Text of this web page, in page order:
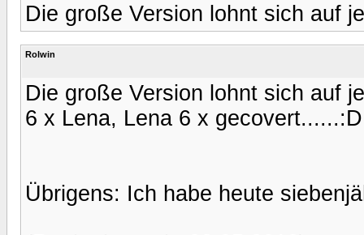
Die große Version lohnt sich auf
Rolwin
Die große Version lohnt sich auf
6 x Lena, Lena 6 x
Übrigens: Ich habe heute